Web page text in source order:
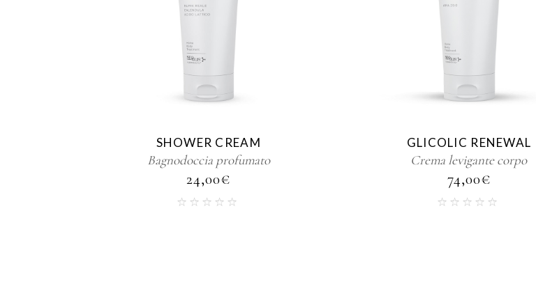
SHOWER CREAM
Bagnodoccia profumato
24,00€
GLICOLIC RENEWAL
Crema levigante corpo
74,00€